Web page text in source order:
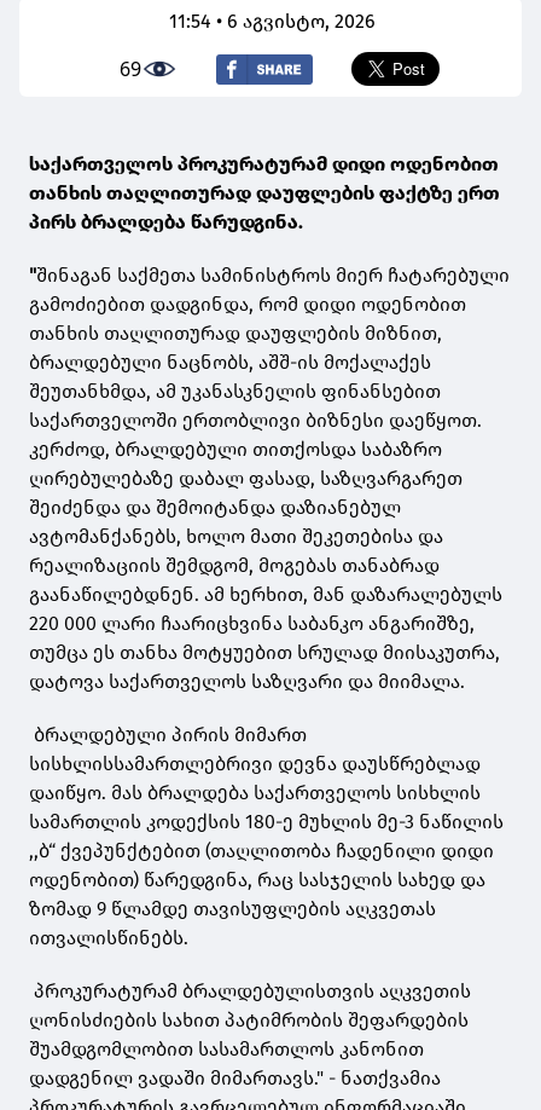
11:54 • 6 აგვისტო, 2026
69
საქართველოს პროკურატურამ დიდი ოდენობით
თანხის თაღლითურად დაუფლების ფაქტზე ერთ
პირს ბრალდება წარუდგინა.
"შინაგან საქმეთა სამინისტროს მიერ ჩატარებული
გამოძიებით დადგინდა, რომ დიდი ოდენობით
თანხის თაღლითურად დაუფლების მიზნით,
ბრალდებული ნაცნობს, აშშ-ის მოქალაქეს
შეუთანხმდა, ამ უკანასკნელის ფინანსებით
საქართველოში ერთობლივი ბიზნესი დაეწყოთ.
კერძოდ, ბრალდებული თითქოსდა საბაზრო
ღირებულებაზე დაბალ ფასად, საზღვარგარეთ
შეიძენდა და შემოიტანდა დაზიანებულ
ავტომანქანებს, ხოლო მათი შეკეთებისა და
რეალიზაციის შემდგომ, მოგებას თანაბრად
გაანაწილებდნენ. ამ ხერხით, მან დაზარალებულს
220 000 ლარი ჩაარიცხვინა საბანკო ანგარიშზე,
თუმცა ეს თანხა მოტყუებით სრულად მიისაკუთრა,
დატოვა საქართველოს საზღვარი და მიიმალა.
ბრალდებული პირის მიმართ
სისხლისსამართლებრივი დევნა დაუსწრებლად
დაიწყო. მას ბრალდება საქართველოს სისხლის
სამართლის კოდექსის 180-ე მუხლის მე-3 ნაწილის
,,ბ“ ქვეპუნქტებით (თაღლითობა ჩადენილი დიდი
ოდენობით) წარედგინა, რაც სასჯელის სახედ და
ზომად 9 წლამდე თავისუფლების აღკვეთას
ითვალისწინებს.
პროკურატურამ ბრალდებულისთვის აღკვეთის
ღონისძიების სახით პატიმრობის შეფარდების
შუამდგომლობით სასამართლოს კანონით
დადგენილ ვადაში მიმართავს." - ნათქვამია